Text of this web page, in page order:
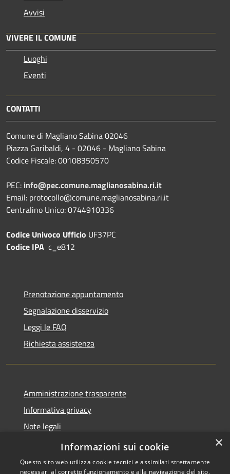
Avvisi
VIVERE IL COMUNE
Luoghi
Eventi
CONTATTI
Comune di Magliano Sabina 02046
Piazza Garibaldi, 4 - 02046 - Magliano Sabina
Codice Fiscale: 00108350570
PEC: info@pec.comune.maglianosabina.ri.it
Email: protocollo@comune.maglianosabina.ri.it
Centralino Unico: 0744910336
Codice Univoco Ufficio UF37PC
Codice IPA c_e812
Prenotazione appuntamento
Segnalazione disservizio
Leggi le FAQ
Richiesta assistenza
Amministrazione trasparente
Informativa privacy
Note legali
Dichiarazione di accessibilità
×
Informazioni sui cookie
Questo sito web utilizza cookie tecnici e assimilati strettamente
necessari al corretto funzionamento e alla navigazione del sito,